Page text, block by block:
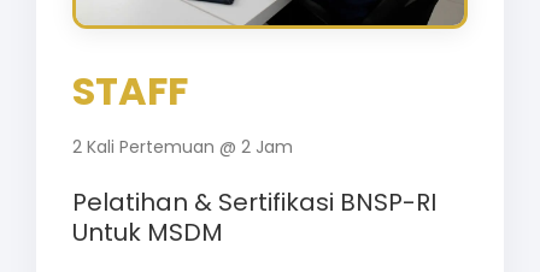
STAFF
2 Kali Pertemuan @ 2 Jam
Pelatihan & Sertifikasi BNSP-RI
Untuk MSDM